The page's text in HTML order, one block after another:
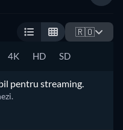
🇷🇴
4K HD SD
pentru streaming.